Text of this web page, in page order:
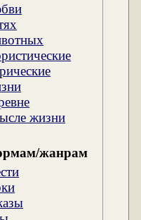
жизни
жанрам